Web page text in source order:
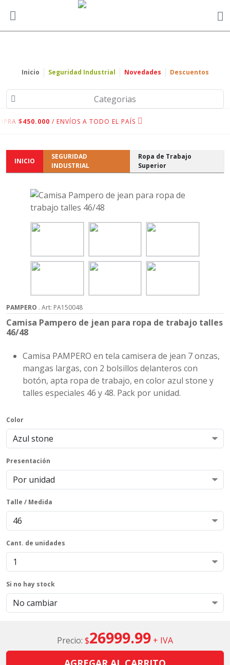
Inicio Seguridad Industrial Novedades Descuentos
Categorias
$450.000 / ENVÍOS A TODO EL PAÍS
INICIO
SEGURIDAD
INDUSTRIAL
Ropa de Trabajo
Superior
PAMPERO . Art: PA150048
Camisa Pampero de jean para ropa de trabajo talles
46/48
Camisa PAMPERO en tela camisera de jean 7 onzas,
mangas largas, con 2 bolsillos delanteros con
botón, apta ropa de trabajo, en color azul stone y
talles especiales 46 y 48. Pack por unidad.
Color
Presentación
Talle / Medida
Cant. de unidades
Si no hay stock
Precio: $26999.99 + IVA